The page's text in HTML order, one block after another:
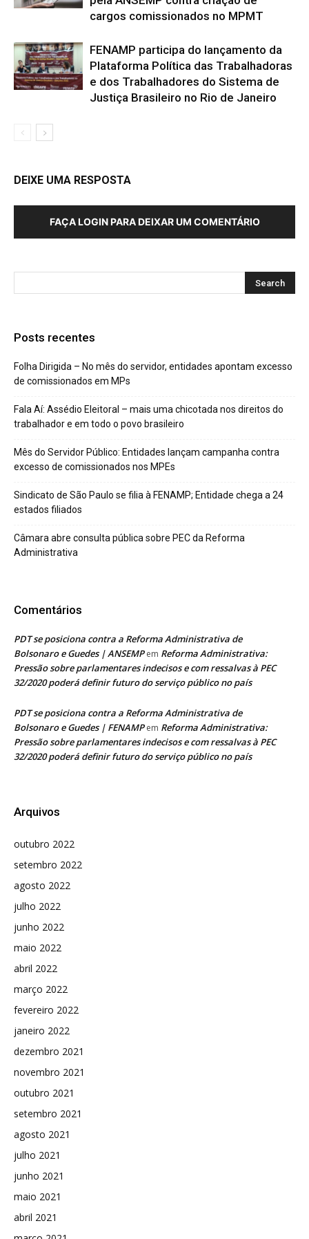
cargos comissionados no MPMT
FENAMP participa do lançamento da
Plataforma Política das Trabalhadoras
e dos Trabalhadores do Sistema de
Justiça Brasileiro no Rio de Janeiro
DEIXE UMA RESPOSTA
FAÇA LOGIN PARA DEIXAR UM COMENTÁRIO
Posts recentes
Folha Dirigida – No mês do servidor, entidades apontam excesso
de comissionados em MPs
Fala Aí: Assédio Eleitoral – mais uma chicotada nos direitos do
trabalhador e em todo o povo brasileiro
Mês do Servidor Público: Entidades lançam campanha contra
excesso de comissionados nos MPEs
Sindicato de São Paulo se filia à FENAMP; Entidade chega a 24
estados filiados
Câmara abre consulta pública sobre PEC da Reforma
Administrativa
Comentários
PDT se posiciona contra a Reforma Administrativa de
Bolsonaro e Guedes | ANSEMPem Reforma Administrativa:
Pressão sobre parlamentares indecisos e com ressalvas à PEC
32/2020 poderá definir futuro do serviço público no país
PDT se posiciona contra a Reforma Administrativa de
Bolsonaro e Guedes | FENAMPem Reforma Administrativa:
Pressão sobre parlamentares indecisos e com ressalvas à PEC
32/2020 poderá definir futuro do serviço público no país
Arquivos
outubro 2022
setembro 2022
agosto 2022
julho 2022
junho 2022
maio 2022
abril 2022
março 2022
fevereiro 2022
janeiro 2022
dezembro 2021
novembro 2021
outubro 2021
setembro 2021
agosto 2021
julho 2021
junho 2021
maio 2021
abril 2021